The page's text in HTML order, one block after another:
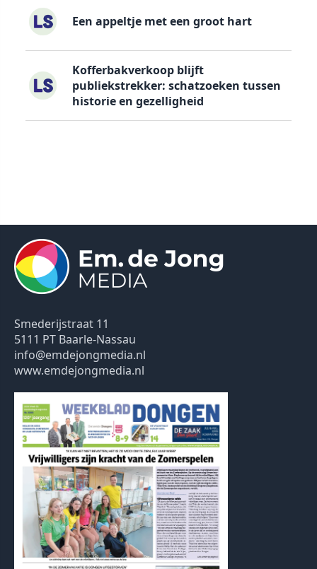
Een appeltje met een groot hart
Kofferbakverkoop blijft
publiekstrekker: schatzoeken tussen
historie en gezelligheid
Smederijstraat 11
5111 PT Baarle-Nassau
info@emdejongmedia.nl
www.emdejongmedia.nl